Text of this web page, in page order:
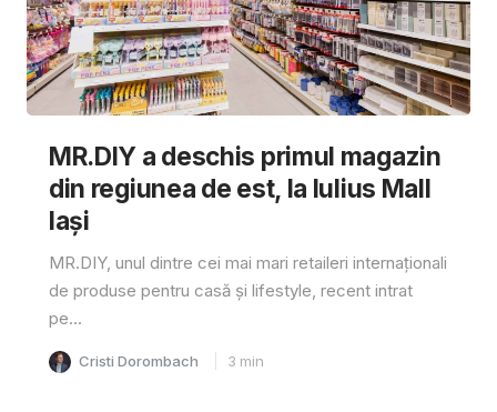
MR.DIY a deschis primul magazin
din regiunea de est, la Iulius Mall
Iași
MR.DIY, unul dintre cei mai mari retaileri internaționali
de produse pentru casă și lifestyle, recent intrat
pe...
Cristi Dorombach 3 min